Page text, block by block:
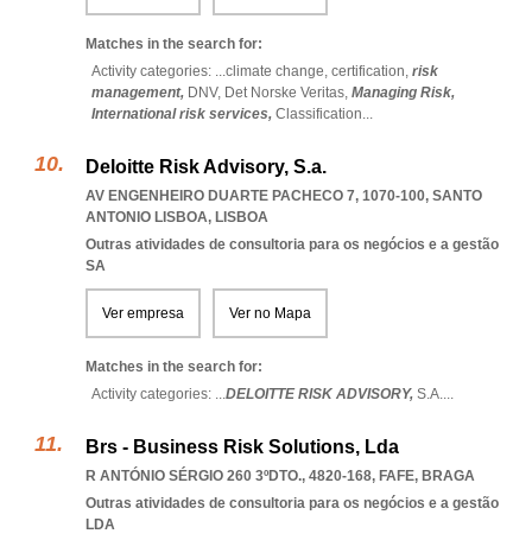
Matches in the search for:
Activity categories: ...climate change, certification, risk
management, DNV, Det Norske Veritas, Managing Risk,
International risk services, Classification...
Deloitte Risk Advisory, S.a.
AV ENGENHEIRO DUARTE PACHECO 7, 1070-100, SANTO
ANTONIO LISBOA, LISBOA
Outras atividades de consultoria para os negócios e a gestão
SA
Ver empresa Ver no Mapa
Matches in the search for:
Activity categories: ...DELOITTE RISK ADVISORY, S.A....
Brs - Business Risk Solutions, Lda
R ANTÓNIO SÉRGIO 260 3ºDTO., 4820-168, FAFE, BRAGA
Outras atividades de consultoria para os negócios e a gestão
LDA